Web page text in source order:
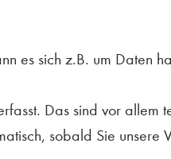
es sich z.B. um Daten
Das sind vor allem
sobald Sie unsere